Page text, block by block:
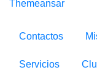
Themeansar
Contactos
Servicios